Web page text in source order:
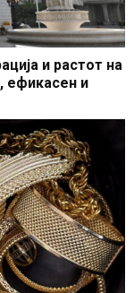
и растот на
ефикасен и